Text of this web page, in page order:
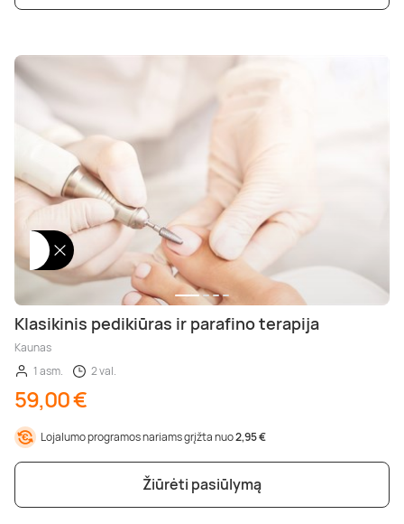
Klasikinis pedikiūras ir parafino terapija
Kaunas
1 asm.
2 val.
59,00 €
Lojalumo programos nariams grįžta nuo2,95 €
Žiūrėti pasiūlymą